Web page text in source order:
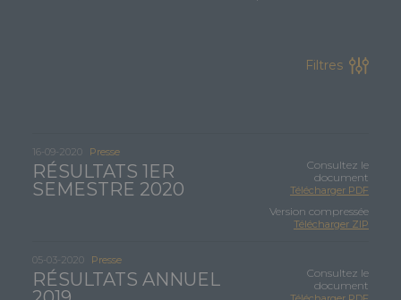
Filtres
16-09-2020 Presse
RÉSULTATS 1ER
SEMESTRE 2020
Consultez le
document
Télécharger PDF
Version compressée
Télécharger ZIP
05-03-2020 Presse
RÉSULTATS ANNUEL
Consultez le
document